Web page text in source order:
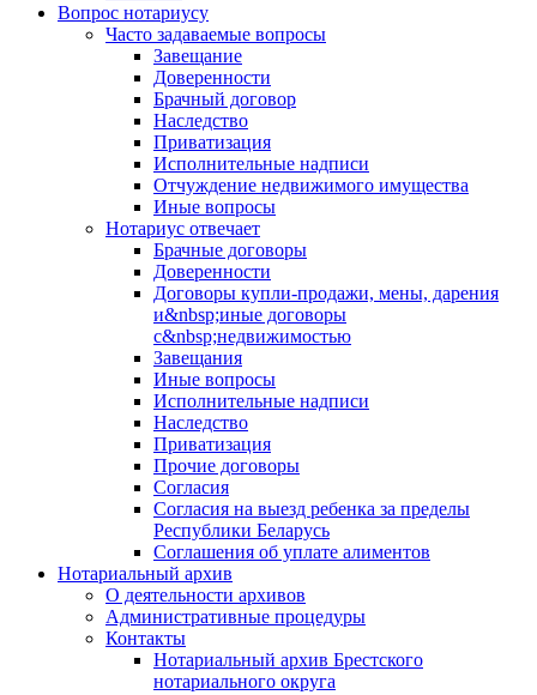
Вопрос нотариусу
Часто задаваемые вопросы
Завещание
Доверенности
Брачный договор
Наследство
Приватизация
Исполнительные надписи
Отчуждение недвижимого имущества
Иные вопросы
Нотариус отвечает
Брачные договоры
Доверенности
Договоры купли-продажи, мены, дарения
и&nbsp;иные договоры
с&nbsp;недвижимостью
Завещания
Иные вопросы
Исполнительные надписи
Наследство
Приватизация
Прочие договоры
Согласия
Согласия на выезд ребенка за пределы
Республики Беларусь
Соглашения об уплате алиментов
Нотариальный архив
О деятельности архивов
Административные процедуры
Контакты
Нотариальный архив Брестского
нотариального округа